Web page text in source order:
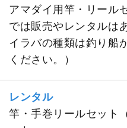
アマダイ用竿・リール
では販売やレンタルは
イラバの種類は釣り船
ください。）
レンタル
竿・手巻リールセット